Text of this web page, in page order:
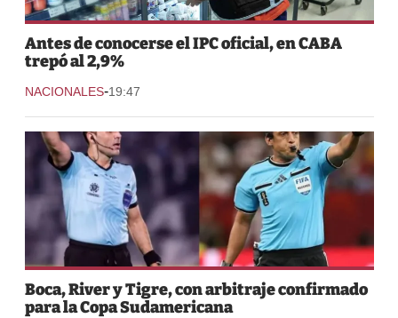
Antes de conocerse el IPC oficial, en CABA
trepó al 2,9%
NACIONALES-19:47
Boca, River y Tigre, con arbitraje confirmado
para la Copa Sudamericana